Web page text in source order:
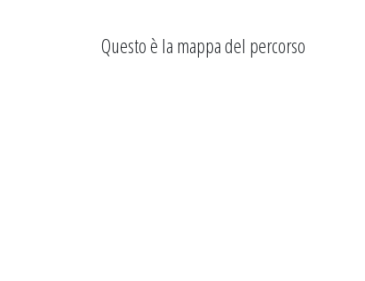
Questo è la mappa del percorso